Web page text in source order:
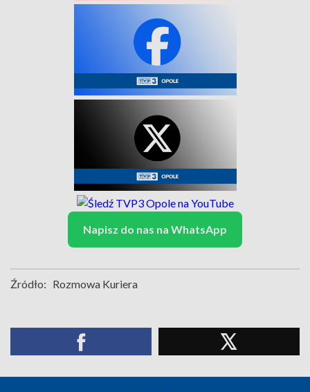
Napisz do nas na WhatsApp
Źródło: Rozmowa Kuriera